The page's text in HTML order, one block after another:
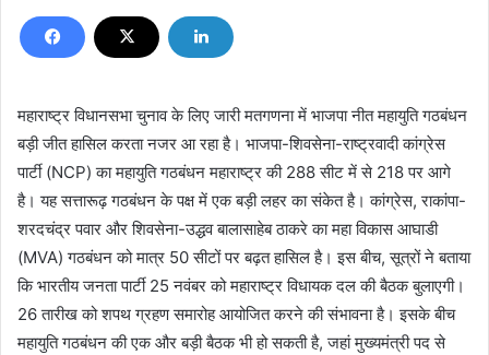
महाराष्ट्र विधानसभा चुनाव के लिए जारी मतगणना में भाजपा नीत महायुति गठबंधन
बड़ी जीत हासिल करता नजर आ रहा है। भाजपा-शिवसेना-राष्ट्रवादी कांग्रेस
पार्टी (NCP) का महायुति गठबंधन महाराष्ट्र की 288 सीट में से 218 पर आगे
है। यह सत्तारूढ़ गठबंधन के पक्ष में एक बड़ी लहर का संकेत है। कांग्रेस, राकांपा-
शरदचंद्र पवार और शिवसेना-उद्धव बालासाहेब ठाकरे का महा विकास आघाडी
(MVA) गठबंधन को मात्र 50 सीटों पर बढ़त हासिल है। इस बीच, सूत्रों ने बताया
कि भारतीय जनता पार्टी 25 नवंबर को महाराष्ट्र विधायक दल की बैठक बुलाएगी।
26 तारीख को शपथ ग्रहण समारोह आयोजित करने की संभावना है। इसके बीच
महायुति गठबंधन की एक और बड़ी बैठक भी हो सकती है, जहां मुख्यमंत्री पद से